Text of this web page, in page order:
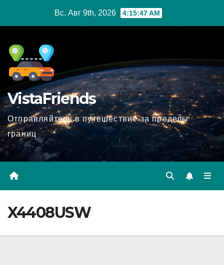
Вс. Авг 9th, 2026 4:15:49 AM
VistaFriends
Отправляйтесь в путешествие за пределы
границ
X4408USW